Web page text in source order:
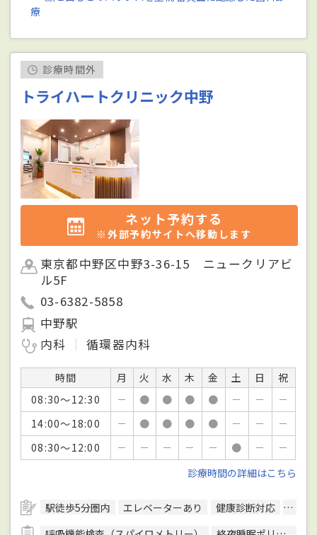
療
診療時間外
トライハートクリニック中野
ネット予約する
※外部予約サイトへ移動します
東京都中野区中野3-36-15 ニュークリアビ
ル5F
03-6382-5858
中野駅
内科
循環器内科
時間 月 火 水 木 金 土 日
祝
08:30～12:30
－ ● ● ● ● － －
－
14:00～18:00
－ ● ● ● ● － －
－
08:30～12:00
－ － － － － ● －
－
診療時間の詳細はこちら
駅徒歩5分圏内 エレベーターあり 健康診断対応
日本